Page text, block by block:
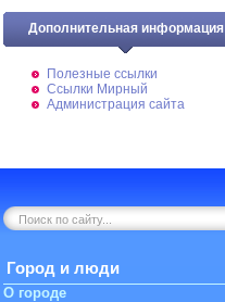
Дополнительная информация
Полезные ссылки
Ссылки Мирный
Администрация сайта
Город и люди
О городе